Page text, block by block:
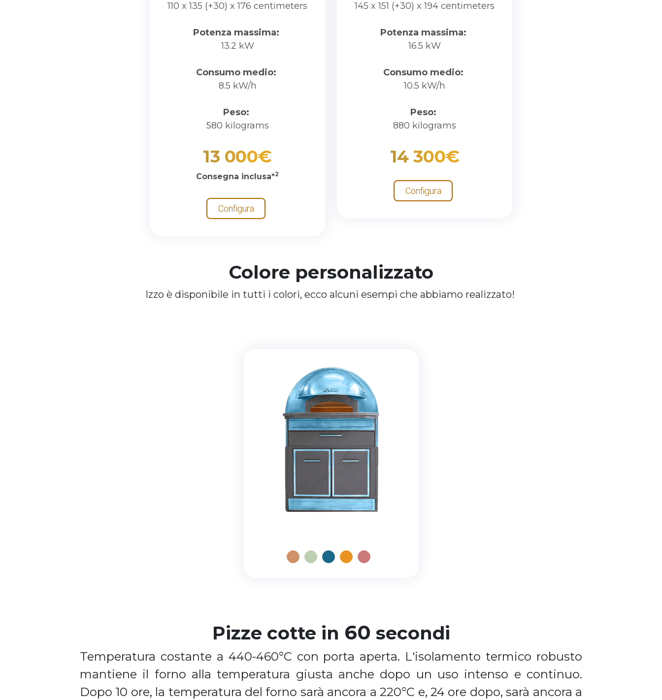
110 x 135 (+30) x 176 centimeters
Potenza massima:
13.2 kW
Consumo medio:
8.5 kW/h
Peso:
580 kilograms
13 000€
Consegna inclusa*2
Configura
145 x 151 (+30) x 194 centimeters
Potenza massima:
16.5 kW
Consumo medio:
10.5 kW/h
Peso:
880 kilograms
14 300€
Configura
Colore personalizzato
Izzo è disponibile in tutti i colori, ecco alcuni esempi che abbiamo realizzato!
Pizze cotte in 60 secondi
Temperatura costante a 440-460°C con porta aperta. L'isolamento termico robusto
mantiene il forno alla temperatura giusta anche dopo un uso intenso e continuo.
Dopo 10 ore, la temperatura del forno sarà ancora a 220°C e, 24 ore dopo, sarà ancora a